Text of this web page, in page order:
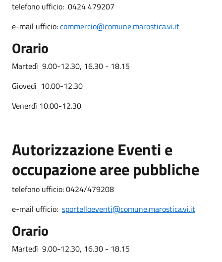
telefono ufficio: 0424 479207
e-mail ufficio:commercio@comune.marostica.vi.it
Orario
Martedì 9.00-12.30, 16.30 - 18.15
Giovedì 10.00-12.30
Venerdì 10.00-12.30
Autorizzazione Eventi e
occupazione aree pubbliche
telefono ufficio: 0424/479208
e-mail ufficio: sportelloeventi@comune.marostica.vi.it
Orario
Martedì 9.00-12.30, 16.30 - 18.15